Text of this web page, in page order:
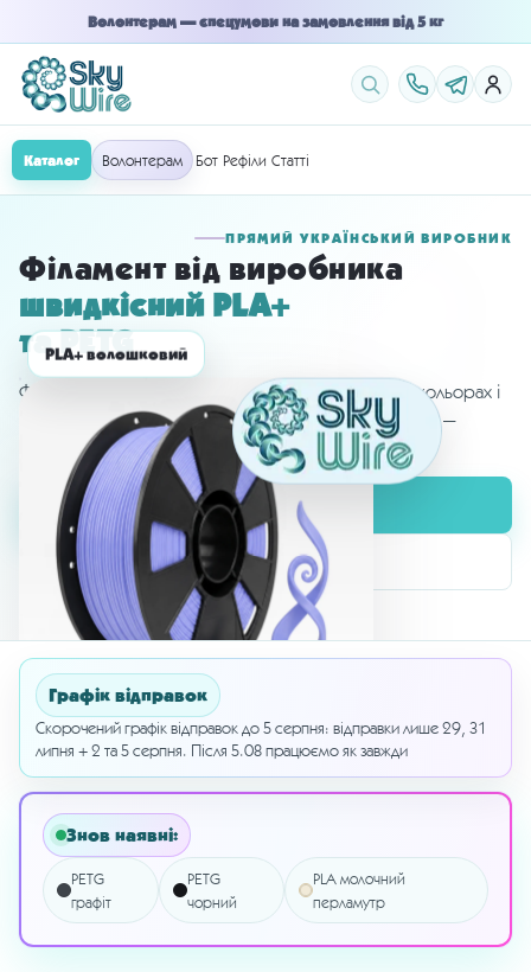
Волонтерам — спецумови на замовлення від 5 кг
Каталог Рефіли Статті
Волонтерам
ПРЯМИЙ УКРАЇНСЬКИЙ ВИРОБНИК
Філамент від виробника
швидкісний PLA+
та PETG
Філамент 1.75 мм на первинній сировині у різних кольорах і
5 форматах постачання: 1 або 3 кг, на котушці чи без —
рефіли під котушки SUNLU і BambuLab.
Перейти в каталог
Як працюють рефіли
PLA+ волошковий
Графік відправок
Скорочений графік відправок до 5 серпня: відправки лише 29, 31
липня + 2 та 5 серпня. Після 5.08 працюємо як завжди
Знов наявні:
PETG
графіт
PETG
чорний
PLA молочний
перламутр